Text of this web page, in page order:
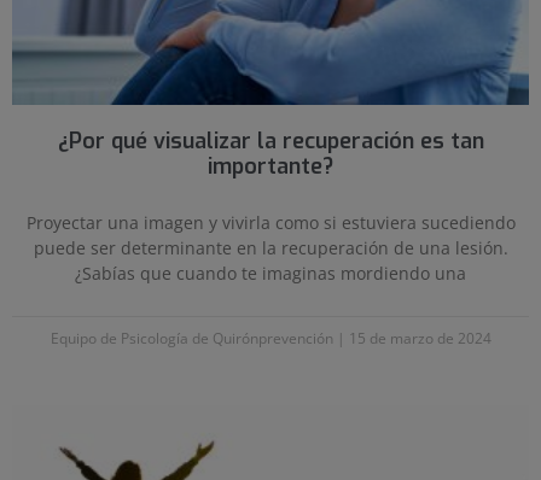
¿Por qué visualizar la recuperación es tan
importante?
Equipo de Psicología de Quirónprevención 15 de marzo de 2024
Proyectar una imagen y vivirla como si estuviera sucediendo
puede ser determinante en la recuperación de una lesión.
¿Sabías que cuando te imaginas mordiendo una